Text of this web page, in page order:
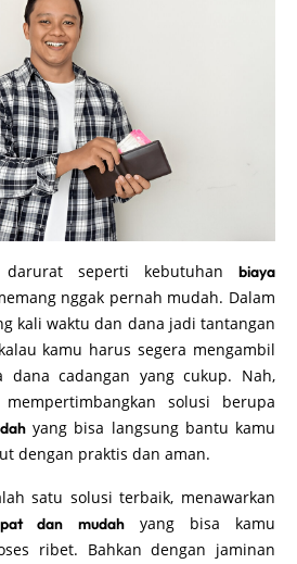
darurat seperti kebutuhan biaya
nggak pernah mudah. Dalam
kali waktu dan dana jadi tantangan
kamu harus segera mengambil
dana cadangan yang cukup. Nah,
solusi berupa
yang bisa langsung bantu kamu
dengan praktis dan aman.
satu solusi terbaik, menawarkan
dan mudahyang bisa kamu
ribet. Bahkan dengan jaminan